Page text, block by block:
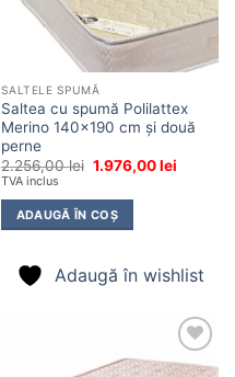
SALTELE SPUMĂ
Saltea cu spumă Polilattex
Merino 140×190 cm și două
perne
2.256,00lei Prețul
fost:
2.256,00 lei.
1.976,00leiPrețul
TVA inclus
ADAUGĂ ÎN COȘ
Adaugă în wishlist
Adaugă